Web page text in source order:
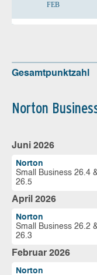
FEB
Gesamtpunktzahl
Norton
Juni 2026
Norton
Small Business 26.4 &
26.5
April 2026
Norton
Small Business 26.2 &
26.3
Februar 2026
Norton